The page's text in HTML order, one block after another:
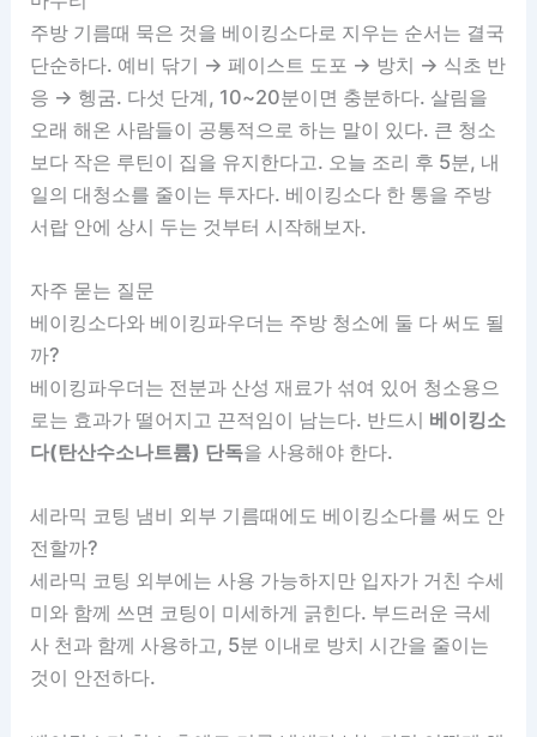
주방 기름때 묵은 것을 베이킹소다로 지우는 순서는 결국
단순하다. 예비 닦기 → 페이스트 도포 → 방치 → 식초 반
응 → 헹굼. 다섯 단계, 10~20분이면 충분하다. 살림을
오래 해온 사람들이 공통적으로 하는 말이 있다. 큰 청소
보다 작은 루틴이 집을 유지한다고. 오늘 조리 후 5분, 내
일의 대청소를 줄이는 투자다. 베이킹소다 한 통을 주방
서랍 안에 상시 두는 것부터 시작해보자.
자주 묻는 질문
베이킹소다와 베이킹파우더는 주방 청소에 둘 다 써도 될
까?
베이킹파우더는 전분과 산성 재료가 섞여 있어 청소용으
로는 효과가 떨어지고 끈적임이 남는다. 반드시 베이킹소
다(탄산수소나트륨) 단독을 사용해야 한다.
세라믹 코팅 냄비 외부 기름때에도 베이킹소다를 써도 안
전할까?
세라믹 코팅 외부에는 사용 가능하지만 입자가 거친 수세
미와 함께 쓰면 코팅이 미세하게 긁힌다. 부드러운 극세
사 천과 함께 사용하고, 5분 이내로 방치 시간을 줄이는
것이 안전하다.